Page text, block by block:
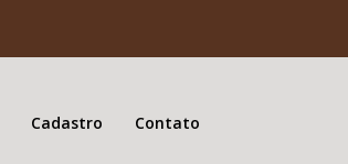
Cadastro Contato